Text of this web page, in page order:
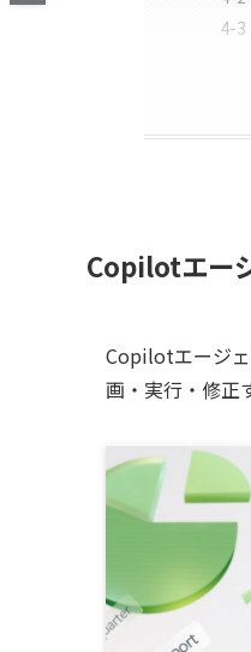
Copilotエー
Copilotエージ
画・実行・修正